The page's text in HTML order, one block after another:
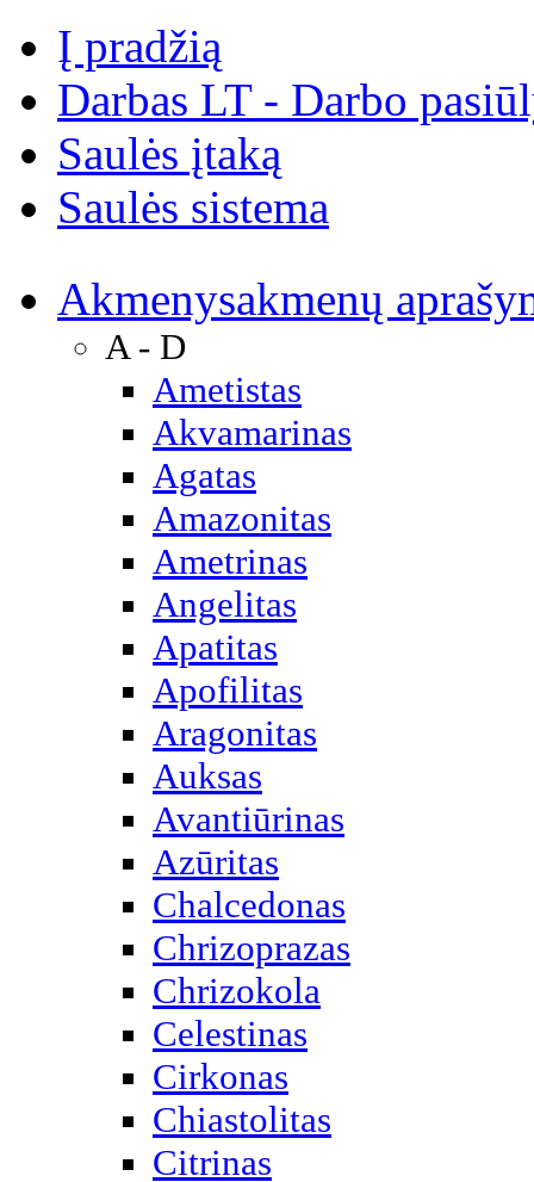
Į pradžią
Darbas LT - Darbo
Saulės įtaką
Saulės sistema
Akmenysakmenų
A - D
Ametistas
Akvamarinas
Agatas
Amazonitas
Ametrinas
Angelitas
Apatitas
Apofilitas
Aragonitas
Auksas
Avantiūrinas
Azūritas
Chalcedonas
Chrizoprazas
Chrizokola
Celestinas
Cirkonas
Chiastolitas
Citrinas